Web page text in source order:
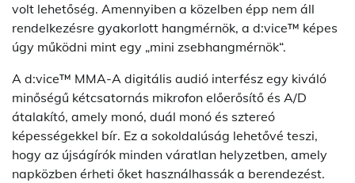
volt lehetőség. Amennyiben a közelben épp nem áll
rendelkezésre gyakorlott hangmérnök, a d:vice™ képes
úgy működni mint egy „mini zsebhangmérnök“.
A d:vice™ MMA-A digitális audió interfész egy kiváló
minőségű kétcsatornás mikrofon előerősítő és A/D
átalakító, amely monó, duál monó és sztereó
képességekkel bír. Ez a sokoldalúság lehetővé teszi,
hogy az újságírók minden váratlan helyzetben, amely
napközben érheti őket használhassák a berendezést.